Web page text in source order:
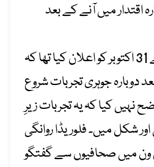
اقتدار میں آنے کے بعد
امریکی صدر ٹرمپ نے 31 اکتوبر کو اعلان کیا تھا کہ
سال بعد دوبارہ جوہری تجربات شروع
نہیں کیا کہ یہ تجربات زیرِ
شکل میں۔ فلوریڈا روانگی
ون میں صحافیوں سے گفتگو